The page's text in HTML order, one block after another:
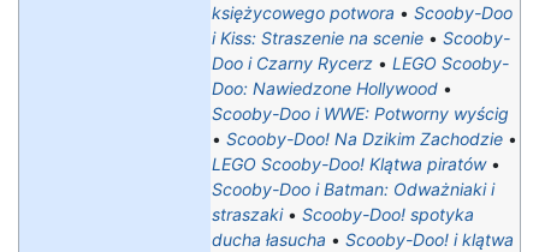
księżycowego potwora • Scooby-Doo
i Kiss: Straszenie na scenie • Scooby-
Doo i Czarny Rycerz • LEGO Scooby-
Doo: Nawiedzone Hollywood •
Scooby-Doo i WWE: Potworny wyścig
• Scooby-Doo! Na Dzikim Zachodzie •
LEGO Scooby-Doo! Klątwa piratów•
Scooby-Doo i Batman: Odważniaki i
straszaki• Scooby-Doo! spotyka
ducha łasucha • Scooby-Doo! i klątwa